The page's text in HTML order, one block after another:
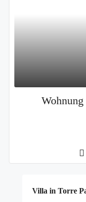
Villa in Torre